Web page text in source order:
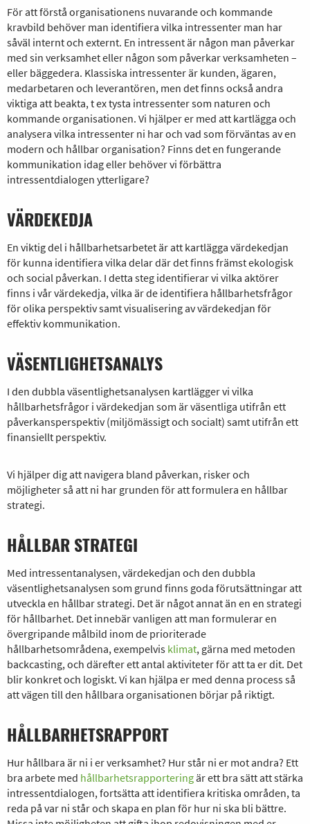
För att förstå organisationens nuvarande och kommande
kravbild behöver man identifiera vilka intressenter man har
såväl internt och externt. En intressent är någon man påverkar
med sin verksamhet eller någon som påverkar verksamheten –
eller bäggedera. Klassiska intressenter är kunden, ägaren,
medarbetaren och leverantören, men det finns också andra
viktiga att beakta, t ex tysta intressenter som naturen och
kommande organisationen. Vi hjälper er med att kartlägga och
analysera vilka intressenter ni har och vad som förväntas av en
modern och hållbar organisation? Finns det en fungerande
kommunikation idag eller behöver vi förbättra
intressentdialogen ytterligare?
VÄRDEKEDJA
En viktig del i hållbarhetsarbetet är att kartlägga värdekedjan
för kunna identifiera vilka delar där det finns främst ekologisk
och social påverkan. I detta steg identifierar vi vilka aktörer
finns i vår värdekedja, vilka är de identifiera hållbarhetsfrågor
för olika perspektiv samt visualisering av värdekedjan för
effektiv kommunikation.
VÄSENTLIGHETSANALYS
I den dubbla väsentlighetsanalysen kartlägger vi vilka
hållbarhetsfrågor i värdekedjan som är väsentliga utifrån ett
påverkansperspektiv (miljömässigt och socialt) samt utifrån ett
finansiellt perspektiv.
Vi hjälper dig att navigera bland påverkan, risker och
möjligheter så att ni har grunden för att formulera en hållbar
strategi.
HÅLLBAR STRATEGI
Med intressentanalysen, värdekedjan och den dubbla
väsentlighetsanalysen som grund finns goda förutsättningar att
utveckla en hållbar strategi. Det är något annat än en en strategi
för hållbarhet. Det innebär vanligen att man formulerar en
övergripande målbild inom de prioriterade
hållbarhetsområdena, exempelvis klimat, gärna med metoden
backcasting, och därefter ett antal aktiviteter för att ta er dit. Det
blir konkret och logiskt. Vi kan hjälpa er med denna process så
att vägen till den hållbara organisationen börjar på riktigt.
HÅLLBARHETSRAPPORT
Hur hållbara är ni i er verksamhet? Hur står ni er mot andra? Ett
bra arbete med hållbarhetsrapporteringär ett bra sätt att stärka
intressentdialogen, fortsätta att identifiera kritiska områden, ta
reda på var ni står och skapa en plan för hur ni ska bli bättre.